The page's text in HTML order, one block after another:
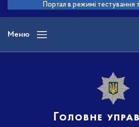
основного
вмісту
Портал в режимі тестування
Меню
Головне